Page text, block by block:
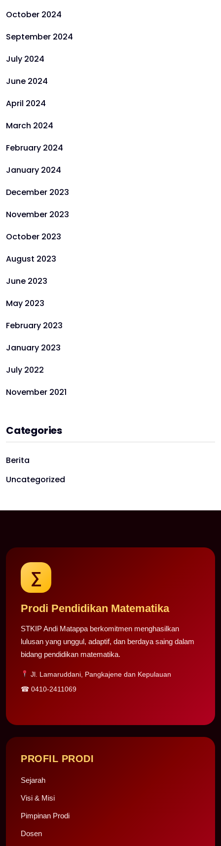
October 2024
September 2024
July 2024
June 2024
April 2024
March 2024
February 2024
January 2024
December 2023
November 2023
October 2023
August 2023
June 2023
May 2023
February 2023
January 2023
July 2022
November 2021
Categories
Berita
Uncategorized
∑
Prodi Pendidikan Matematika
STKIP Andi Matappa berkomitmen menghasilkan
lulusan yang unggul, adaptif, dan berdaya saing dalam
bidang pendidikan matematika.
Jl. Lamaruddani, Pangkajene dan Kepulauan
☎ 0410-2411069
PROFIL PRODI
Sejarah
Visi & Misi
Pimpinan Prodi
Dosen